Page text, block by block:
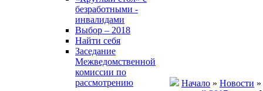
безработными -
инвалидами
Выбор – 2018
Найти себя
Заседание
Межведомственной
комиссии по
рассмотрению
Начало » Новости »